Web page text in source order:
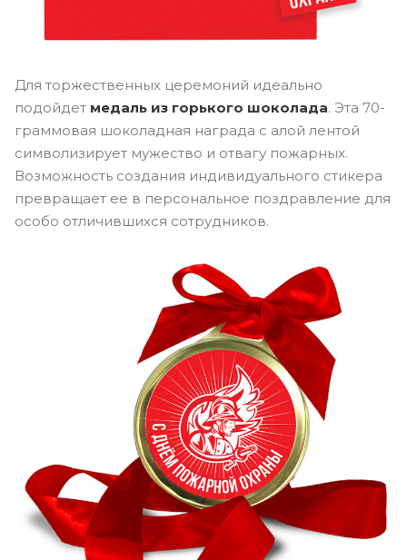
Для торжественных церемоний идеально
подойдет медаль из горького шоколада. Эта 70-
граммовая шоколадная награда с алой лентой
символизирует мужество и отвагу пожарных.
Возможность создания индивидуального стикера
превращает ее в персональное поздравление для
особо отличившихся сотрудников.